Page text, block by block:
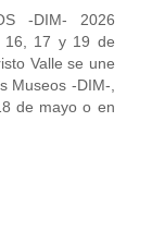
-DIM- 2026
16, 17 y 19 de
Valle se une
Museos -DIM-,
de mayo o en